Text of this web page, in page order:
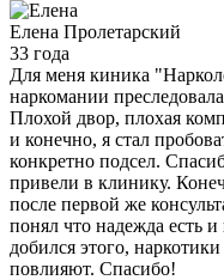
Елена Пролетарский
33 года
Для меня киника
наркомании
Плохой двор, плохая
и конечно, я стал
конкретно подсел.
привели в клинику.
после первой же
понял что надежда есть
добился этого,
повлияют. Спасибо!